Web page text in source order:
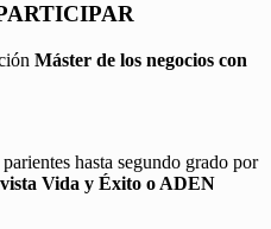
Máster de los negocios con
hasta segundo grado por
Vida y Éxito o ADEN